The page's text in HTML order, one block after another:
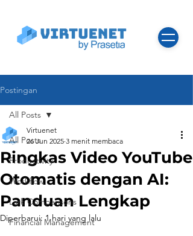
Postingan
All Posts
Productivity
Workflow
Lark Comparisons
Financial Management
All Posts
Ringkas Video YouTube
Otomatis dengan AI:
Panduan Lengkap
Virtuenet
26 Jun 2025 3 menit membaca
Diperbarui:1 hari yang lalu